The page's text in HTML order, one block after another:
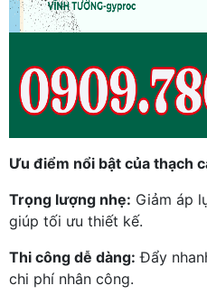
Ưu điểm nổi bật của thạch
Trọng lượng nhẹ: Giảm áp
giúp tối ưu thiết kế.
Thi công dễ dàng: Đẩy
chi phí nhân công.